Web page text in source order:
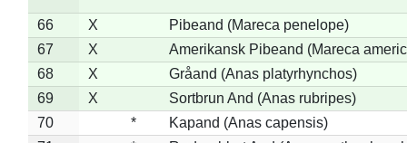
66 X
Pibeand (Mareca penelope)
67
X
Amerikansk Pibeand (Mareca
68
X
Gråand (Anas platyrhynchos)
69
X
Sortbrun And (Anas rubripes)
70
*
Kapand (Anas capensis)